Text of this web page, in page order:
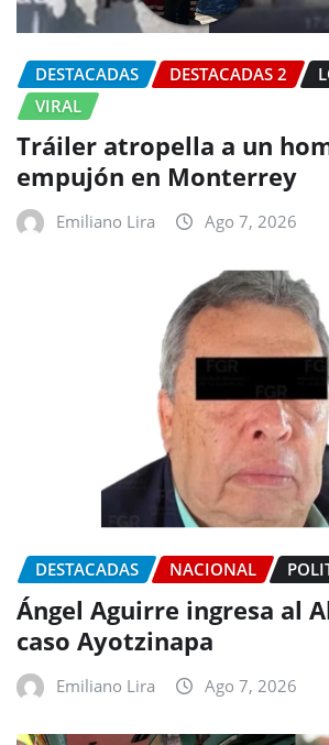
DESTACADAS DESTACADAS 2
VIRAL
Tráiler atropella a un
empujón en Monterrey
Emiliano Lira Ago 7, 2026
DESTACADAS NACIONAL
Ángel Aguirre ingresa al
caso Ayotzinapa
Emiliano Lira Ago 7, 2026